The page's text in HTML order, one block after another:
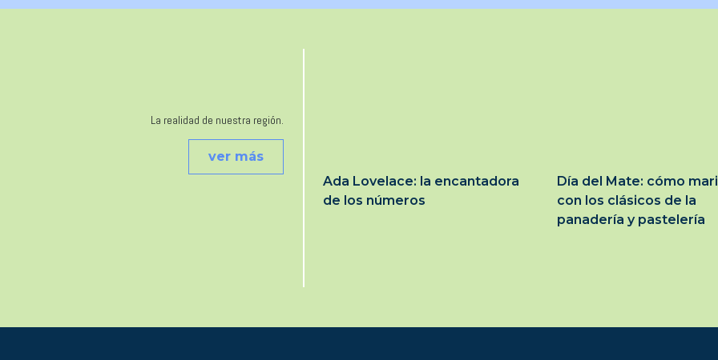
La realidad de nuestra región.
ver más
Ada Lovelace: la encantadora
de los números
Día del Mate: cómo
con los clásicos de la
panadería y pastelería